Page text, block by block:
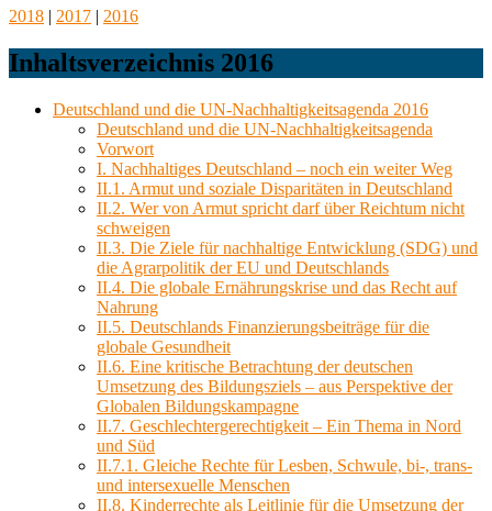
2018 | 2017 | 2016
Inhaltsverzeichnis 2016
Deutschland und die UN-Nachhaltigkeitsagenda 2016
Deutschland und die UN-Nachhaltigkeitsagenda
Vorwort
I. Nachhaltiges Deutschland – noch ein weiter Weg
II.1. Armut und soziale Disparitäten in Deutschland
II.2. Wer von Armut spricht darf über Reichtum nicht
schweigen
II.3. Die Ziele für nachhaltige Entwicklung (SDG) und
die Agrarpolitik der EU und Deutschlands
II.4. Die globale Ernährungskrise und das Recht auf
Nahrung
II.5. Deutschlands Finanzierungsbeiträge für die
globale Gesundheit
II.6. Eine kritische Betrachtung der deutschen
Umsetzung des Bildungsziels – aus Perspektive der
Globalen Bildungskampagne
II.7. Geschlechtergerechtigkeit – Ein Thema in Nord
und Süd
II.7.1. Gleiche Rechte für Lesben, Schwule, bi-, trans-
und intersexuelle Menschen
II.8. Kinderrechte als Leitlinie für die Umsetzung der